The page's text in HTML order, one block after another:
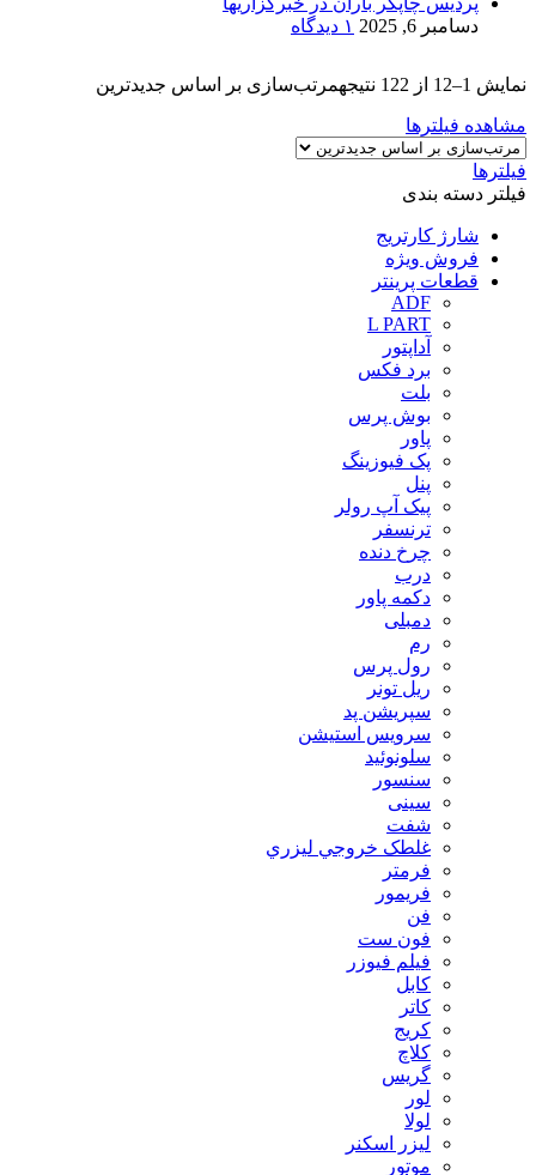
دسامبر 6, 2025
۱ دیدگاه
نمایش 1–12 از 122 نتیجه
مرتب‌سازی بر اساس جدیدترین
مشاهده فیلترها
فیلترها
فیلتر دسته بندی
شارژ کارتریج
فروش ویژه
قطعات پرینتر
ADF
L PART
آداپتور
برد فکس
بلت
بوش پرس
پاور
پک فیوزینگ
پنل
پیک آپ رولر
ترنسفر
چرخ دنده
درب
دکمه پاور
دمبلی
رم
رول پرس
ریل تونر
سپریشن پد
سرویس استیشن
سلونوئید
سنسور
سینی
شفت
غلطک خروجي ليزري
فرمتر
فریمور
فن
فون ست
فیلم فیوزر
کابل
کاتر
کریج
کلاچ
گریس
لور
لولا
لیزر اسکنر
موتور